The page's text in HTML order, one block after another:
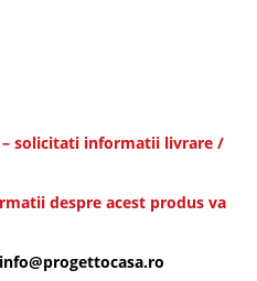
solicitati informatii livrare /
despre acest produs va
info@progettocasa.ro